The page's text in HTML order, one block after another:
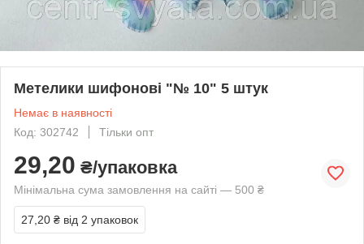
Метелики шифонові "№ 10" 5 штук
Немає в наявності
Код: 302742
Тільки опт
29,20 ₴/упаковка
Мінімальна сума замовлення на сайті — 500 ₴
27,20 ₴ від 2 упаковок